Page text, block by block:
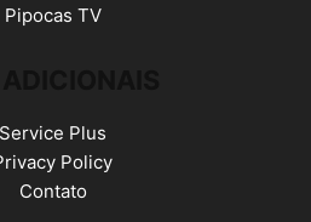
Pipocas TV
Service Plus
Policy
Contato